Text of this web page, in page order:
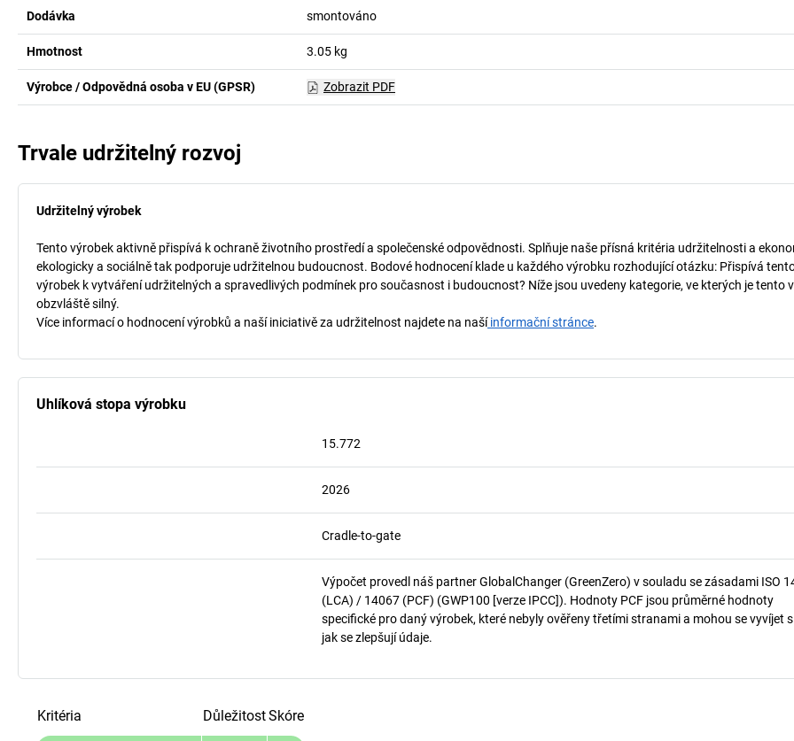
Dodávka smontováno
Hmotnost 3.05 kg
Výrobce / Odpovědná osoba v EU (GPSR) Zobrazit PDF
Trvale udržitelný rozvoj
Udržitelný výrobek
Tento výrobek aktivně přispívá k ochraně životního prostředí a společenské odpovědnosti. Splňuje naše přísná kritéria udržitelnosti a
ekologicky a sociálně tak podporuje udržitelnou budoucnost. Bodové hodnocení klade u každého výrobku rozhodující otázku: Přispívá
výrobek k vytváření udržitelných a spravedlivých podmínek pro současnost i budoucnost? Níže jsou uvedeny kategorie, ve kterých je tento
obzvláště silný.
Více informací o hodnocení výrobků a naší iniciativě za udržitelnost najdete na našíinformační stránce.
Uhlíková stopa výrobku
15.772
2026
Cradle-to-gate
Výpočet provedl náš partner GlobalChanger (GreenZero) v souladu se zásadami ISO
(LCA) / 14067 (PCF) (GWP100 [verze IPCC]). Hodnoty PCF jsou průměrné hodnoty
specifické pro daný výrobek, které nebyly ověřeny třetími stranami a mohou se vyvíjet
jak se zlepšují údaje.
Kritéria DůležitostSkóre